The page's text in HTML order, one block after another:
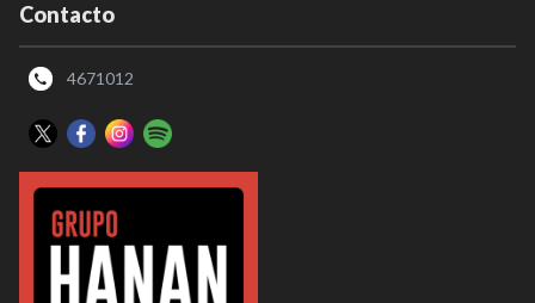
Contacto
4671012